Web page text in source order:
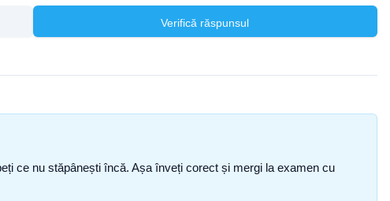
Verifică răspunsul
ce nu stăpânești încă. Așa înveți corect și mergi la examen cu